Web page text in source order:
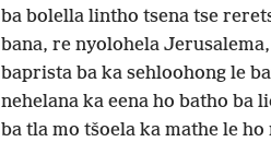
ba bolella lintho tsena tse
bana, re nyolohela
baprista ba ka sehloohong le
nehelana ka eena ho batho ba
ba tla mo tšoela ka mathe le ho